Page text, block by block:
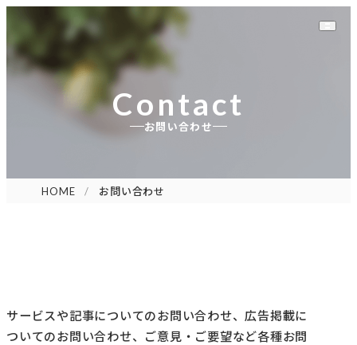
contact
お問い合わせ
HOME お問い合わせ
サービスや記事についてのお問い合わせ、広告掲載に
ついてのお問い合わせ、ご意見・ご要望など各種お問